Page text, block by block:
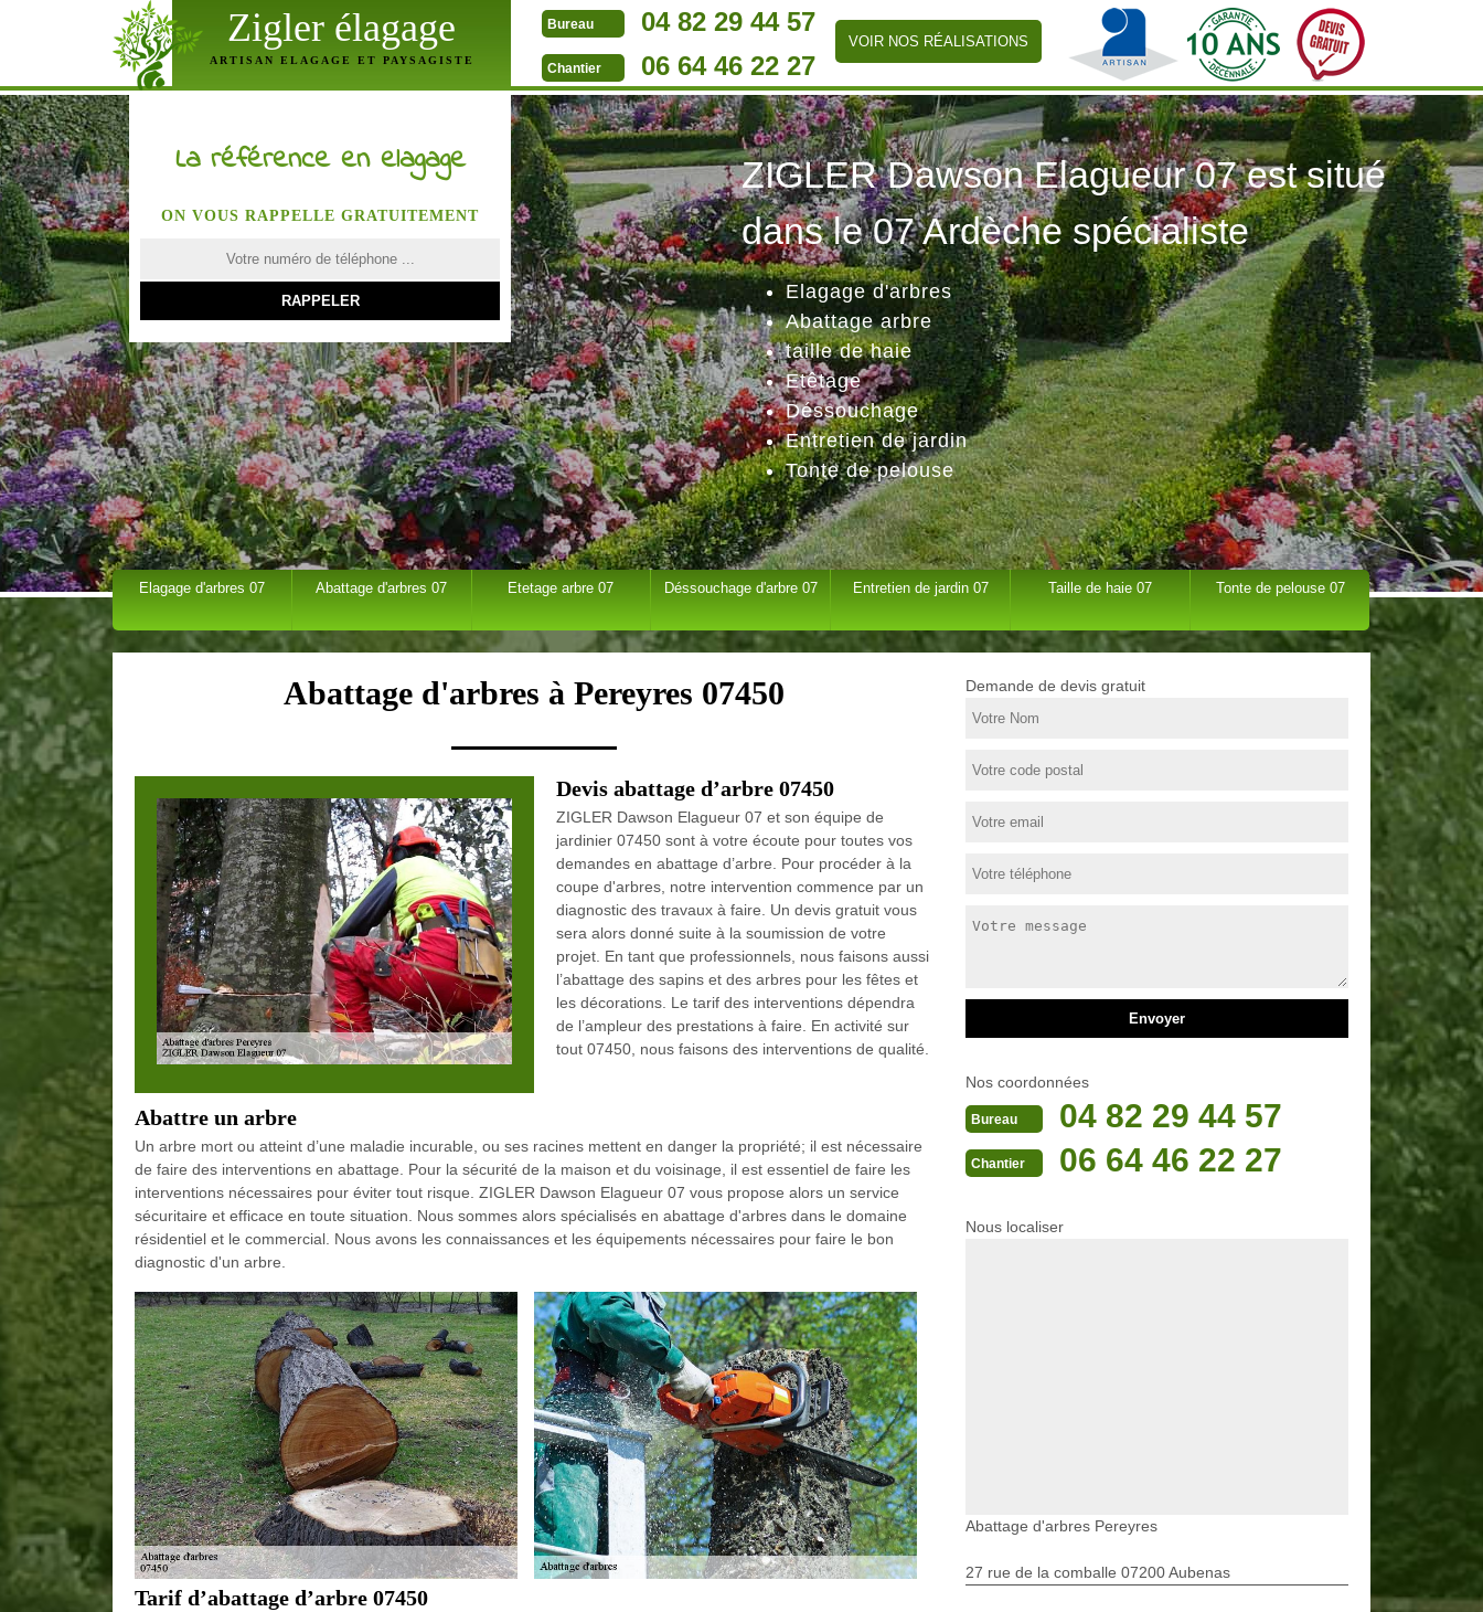
Zigler élagage
ARTISAN ELAGAGE ET PAYSAGISTE
Bureau 04 82 29 44 57
Chantier 06 64 46 22 27
VOIR NOS RÉALISATIONS
ZIGLER Dawson Elagueur 07 est situé
dans le 07 Ardèche spécialiste
Elagage d'arbres
Abattage arbre
taille de haie
Etêtage
Déssouchage
Entretien de jardin
Tonte de pelouse
La référence en elagage
ON VOUS RAPPELLE GRATUITEMENT
Elagage d'arbres 07 Abattage d'arbres 07 Etetage arbre 07 Déssouchage d'arbre 07 Entretien de jardin 07 Taille de haie 07 Tonte de pelouse 07
Abattage d'arbres à Pereyres 07450
Devis abattage d’arbre 07450
ZIGLER Dawson Elagueur 07 et son équipe de
jardinier 07450 sont à votre écoute pour toutes vos
demandes en abattage d’arbre. Pour procéder à la
coupe d'arbres, notre intervention commence par un
diagnostic des travaux à faire. Un devis gratuit vous
sera alors donné suite à la soumission de votre
projet. En tant que professionnels, nous faisons aussi
l’abattage des sapins et des arbres pour les fêtes et
les décorations. Le tarif des interventions dépendra
de l’ampleur des prestations à faire. En activité sur
tout 07450, nous faisons des interventions de qualité.
Abattre un arbre
Un arbre mort ou atteint d’une maladie incurable, ou ses racines mettent en danger la propriété; il est nécessaire
de faire des interventions en abattage. Pour la sécurité de la maison et du voisinage, il est essentiel de faire les
interventions nécessaires pour éviter tout risque. ZIGLER Dawson Elagueur 07 vous propose alors un service
sécuritaire et efficace en toute situation. Nous sommes alors spécialisés en abattage d'arbres dans le domaine
résidentiel et le commercial. Nous avons les connaissances et les équipements nécessaires pour faire le bon
diagnostic d'un arbre.
Tarif d’abattage d’arbre 07450
Demande de devis gratuit
Nos coordonnées
Bureau 04 82 29 44 57
Chantier 06 64 46 22 27
Nous localiser
Abattage d'arbres Pereyres
27 rue de la comballe 07200 Aubenas